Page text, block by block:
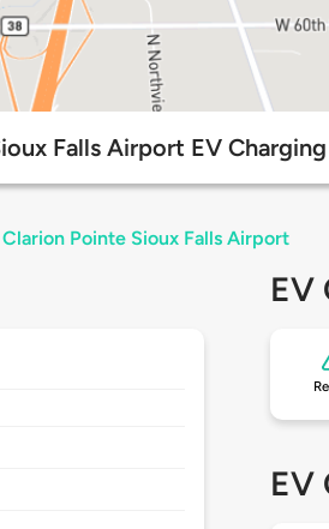
Falls Airport EV
Clarion Pointe Sioux Falls Airport
EV
EV